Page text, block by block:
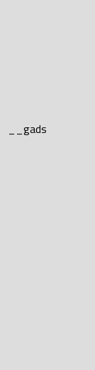
__gads